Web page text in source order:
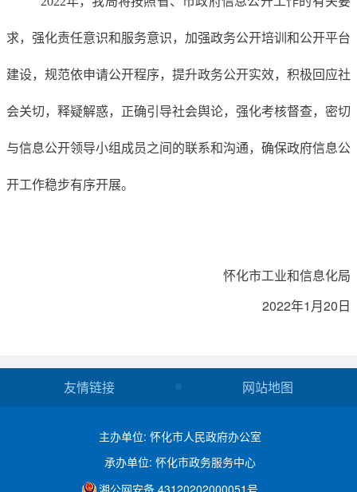
求，强化责任意识和服务意识，加强政务公开培训和公开平台
建设，规范依申请公开程序，提升政务公开实效，积极回应社
会关切，释疑解惑，正确引导社会舆论，强化考核督查，密切
与信息公开领导小组成员之间的联系和沟通，确保政府信息公
开工作稳步有序开展。
怀化市工业和信息化局
2022年1月20日
友情链接 网站地图
主办单位: 怀化市人民政府办公室
承办单位: 怀化市政务服务中心